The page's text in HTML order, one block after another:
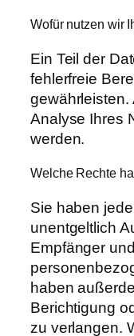
Wofür nutzen wir
Ein Teil der
fehlerfreie
gewährleisten.
Analyse Ihres
werden.
Welche Rechte
Sie haben
unentgeltlich
Empfänger
haben
Berichtigung
zu verlangen.